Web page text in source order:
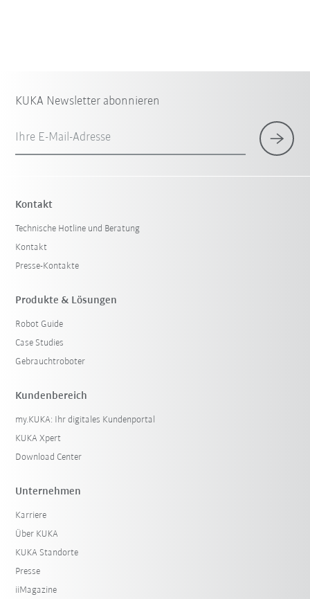
Filter zurücksetzen
KUKA Newsletter abonnieren
Ihre E-Mail-Adresse
Kontakt
Technische Hotline und Beratung
Kontakt
Presse-Kontakte
Produkte & Lösungen
Robot Guide
Case Studies
Gebrauchtroboter
Kundenbereich
my.KUKA: Ihr digitales Kundenportal
KUKA Xpert
Download Center
Unternehmen
Karriere
Über KUKA
KUKA Standorte
Presse
iiMagazine